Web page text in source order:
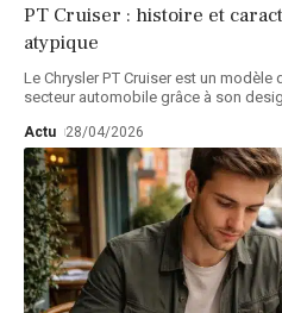
PT Cruiser : histoire et
atypique
Le Chrysler PT Cruiser est un
secteur automobile grâce à son
Actu 28/04/2026